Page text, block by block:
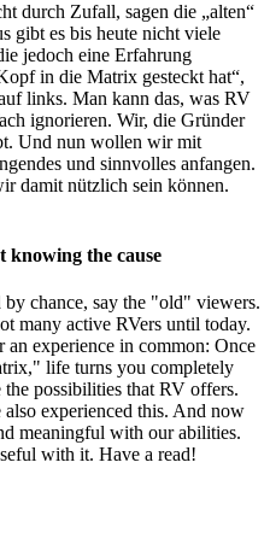
durch Zufall, sagen die „alten“
gibt es bis heute nicht viele
jedoch eine Erfahrung
in die Matrix gesteckt hat“,
links. Man kann das, was RV
ignorieren. Wir, die Gründer
Und nun wollen wir mit
und sinnvolles anfangen.
damit nützlich sein können.
knowing the cause
chance, say the "old" viewers.
many active RVers until today.
experience in common: Once
life turns you completely
possibilities that RV offers.
experienced this. And now
meaningful with our abilities.
with it. Have a read!